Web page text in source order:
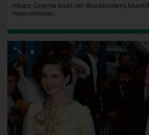
Allianz Cinema lockt mit Blockbustern,
Vorpremieren.